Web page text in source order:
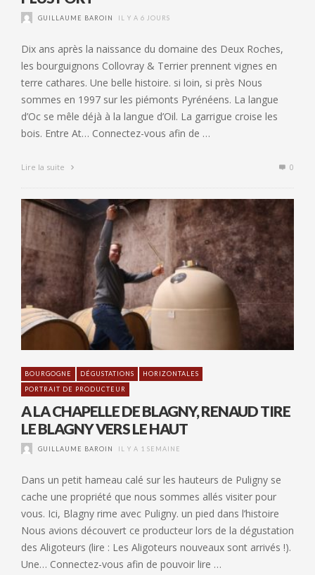
GUILLAUME BAROIN IL Y A 6 JOURS
Dix ans après la naissance du domaine des Deux Roches,
les bourguignons Collovray & Terrier prennent vignes en
terre cathares. Une belle histoire. si loin, si près Nous
sommes en 1997 sur les piémonts Pyrénéens. La langue
d’Oc se mêle déjà à la langue d’Oil. La garrigue croise les
bois. Entre At… Connectez-vous afin de …
Lire la suite 0
BOURGOGNE DÉGUSTATIONS
HORIZONTALES
PORTRAIT DE PRODUCTEUR
A LA CHAPELLE DE BLAGNY, RENAUD TIRE
LE BLAGNY VERS LE HAUT
GUILLAUME BAROIN IL Y A 1 SEMAINE
Dans un petit hameau calé sur les hauteurs de Puligny se
cache une propriété que nous sommes allés visiter pour
vous. Ici, Blagny rime avec Puligny. un pied dans l’histoire
Nous avions découvert ce producteur lors de la dégustation
des Aligoteurs (lire : Les Aligoteurs nouveaux sont arrivés !).
Une… Connectez-vous afin de pouvoir lire …